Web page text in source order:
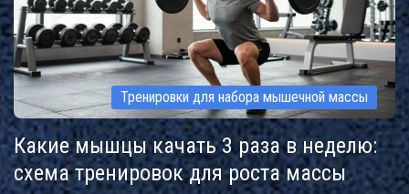
Тренировки для набора мышечной массы
Какие мышцы качать 3 раза в неделю:
схема тренировок для роста массы